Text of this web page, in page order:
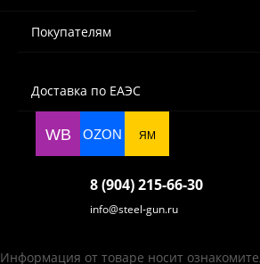
Покупателям
Доставка по ЕАЭС
WB OZON ЯМ
8 (904) 215-66-30
info@steel-gun.ru
Информация от товаре носит